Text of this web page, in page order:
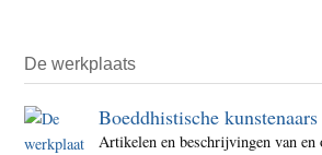
De werkplaats
Boeddhistische kunstenaars
Artikelen en beschrijvingen van en